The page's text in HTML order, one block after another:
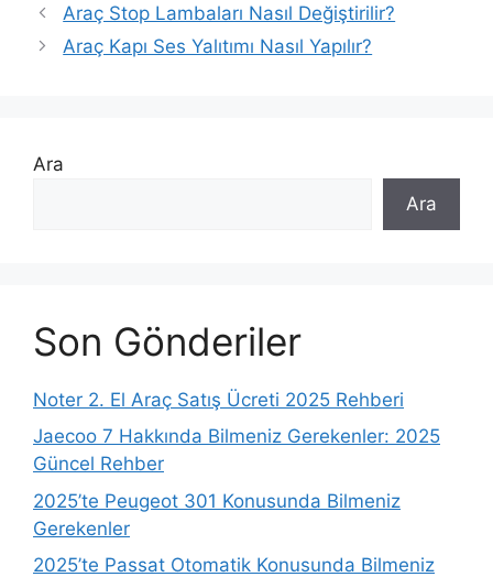
Araç Stop Lambaları Nasıl Değiştirilir?
Araç Kapı Ses Yalıtımı Nasıl Yapılır?
Ara
Ara
Son Gönderiler
Noter 2. El Araç Satış Ücreti 2025 Rehberi
Jaecoo 7 Hakkında Bilmeniz Gerekenler: 2025
Güncel Rehber
2025’te Peugeot 301 Konusunda Bilmeniz
Gerekenler
2025’te Passat Otomatik Konusunda Bilmeniz